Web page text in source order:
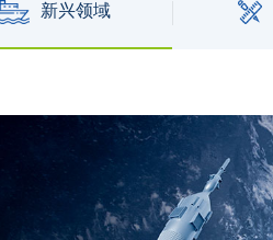
新兴领域